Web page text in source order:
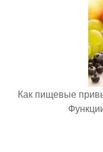
Как пищевые